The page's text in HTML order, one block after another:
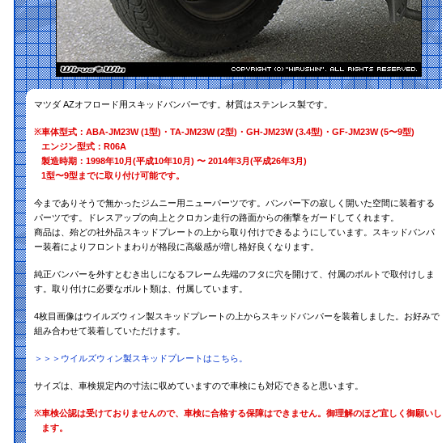
マツダ AZオフロード用スキッドバンパーです。材質はステンレス製です。
※車体型式：ABA-JM23W (1型)・TA-JM23W (2型)・GH-JM23W (3.4型)・GF-JM23W (5〜9型)
エンジン型式：R06A
製造時期：1998年10月(平成10年10月) 〜 2014年3月(平成26年3月)
1型〜9型までに取り付け可能です。
今までありそうで無かったジムニー用ニューパーツです。バンパー下の寂しく開いた空間に装着する
パーツです。ドレスアップの向上とクロカン走行の路面からの衝撃をガードしてくれます。
商品は、殆どの社外品スキッドプレートの上から取り付けできるようにしています。スキッドバンパ
ー装着によりフロントまわりが格段に高級感が増し格好良くなります。
純正バンパーを外すとむき出しになるフレーム先端のフタに穴を開けて、付属のボルトで取付けしま
す。取り付けに必要なボルト類は、付属しています。
4枚目画像はウイルズウィン製スキッドプレートの上からスキッドバンパーを装着しました。お好みで
組み合わせて装着していただけます。
＞＞＞ウイルズウィン製スキッドプレートはこちら。
サイズは、車検規定内の寸法に収めていますので車検にも対応できると思います。
※車検公認は受けておりませんので、車検に合格する保障はできません。御理解のほど宜しく御願いし
ます。